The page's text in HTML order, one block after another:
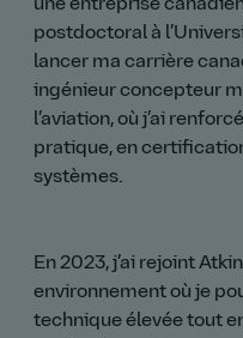
une entreprise
postdoctoral à
lancer ma carrière
ingénieur concepteur
l’aviation, où j’ai
pratique, en
systèmes.
En 2023, j’ai rejoint
environnement où je
technique élevée tout